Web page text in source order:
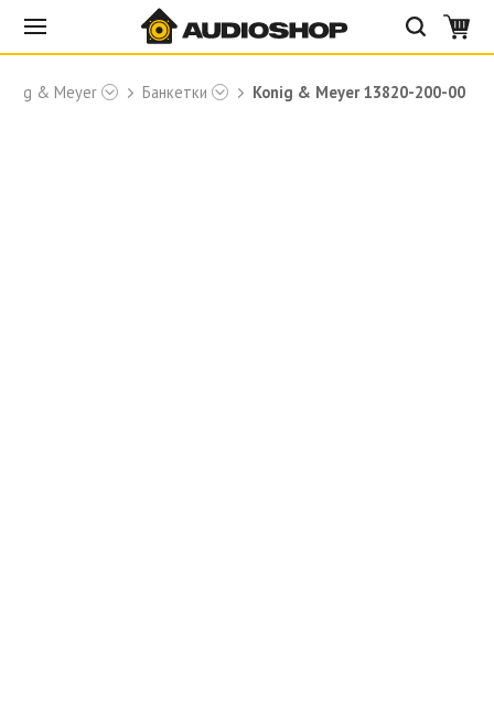
& Meyer Банкетки Konig & Meyer 13820-200-00